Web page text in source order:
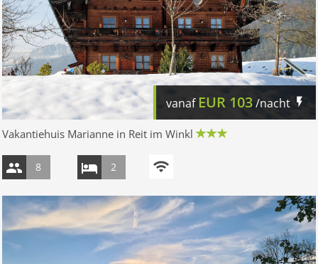
vanaf EUR 103/nacht
Vakantiehuis Marianne in Reit im Winkl
8 2